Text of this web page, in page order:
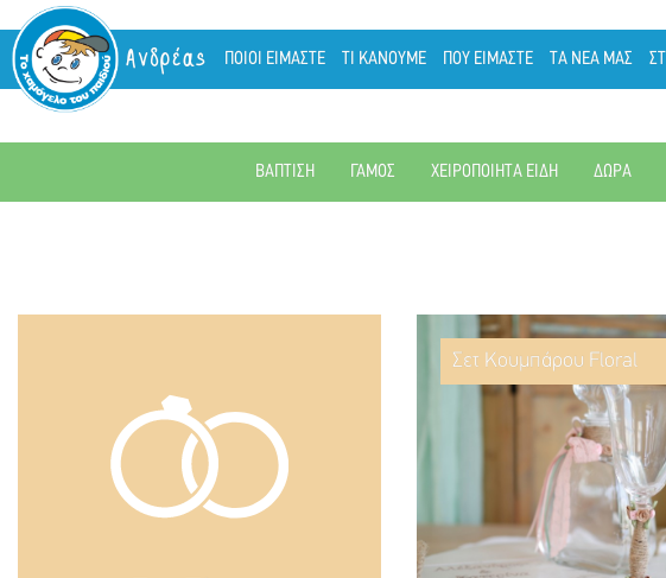
Ανδρέας ΠΟΙΟΙ ΕΙΜΑΣΤΕ ΤΙ ΚΑΝΟΥΜΕ ΠΟΥ ΕΙΜΑΣΤΕ ΤΑ ΝΕΑ ΜΑΣ
ΒΑΠΤΙΣΗ ΓΑΜΟΣ ΧΕΙΡΟΠΟΙΗΤΑ ΕΙΔΗ ΔΩΡΑ
Σετ Κουμπάρου Floral